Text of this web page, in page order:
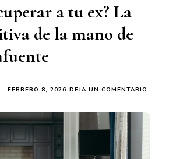
a tu ex? La
de la mano de
FEBRERO 8, 2026 DEJA UN COMENTARIO